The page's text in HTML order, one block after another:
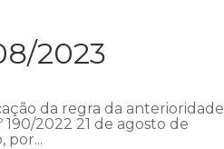
2023
da regra da anterioridade
190/2022 21 de agosto de
por...